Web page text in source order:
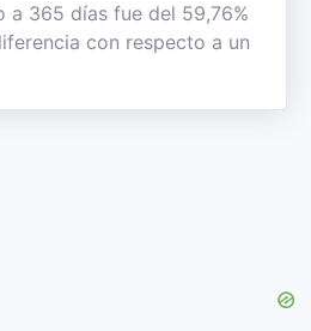
a 365 días fue del 59,76%
con respecto a un